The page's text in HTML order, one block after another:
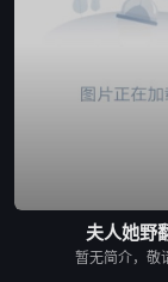
夫人她野
暂无简介，敬